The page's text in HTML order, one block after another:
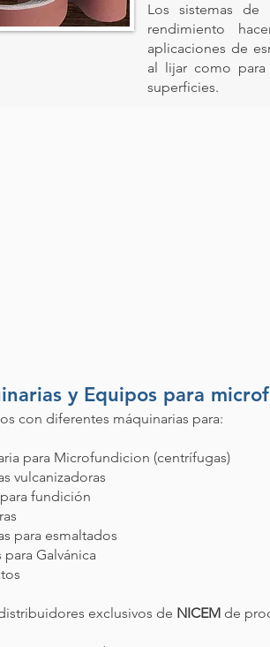
Los sistemas de
rendimiento
aplicaciones de
al lijar como
superficies.
y Equipos para
con diferentes máquinarias para:
para Microfundicion (centrífugas)
vulcanizadoras
fundición
para esmaltados
para Galvánica
exclusivos de NICEM de